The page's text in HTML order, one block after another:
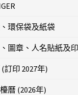
環保袋及紙袋
圖章、人名貼紙及
訂印 2027年)
曆 (2026年)